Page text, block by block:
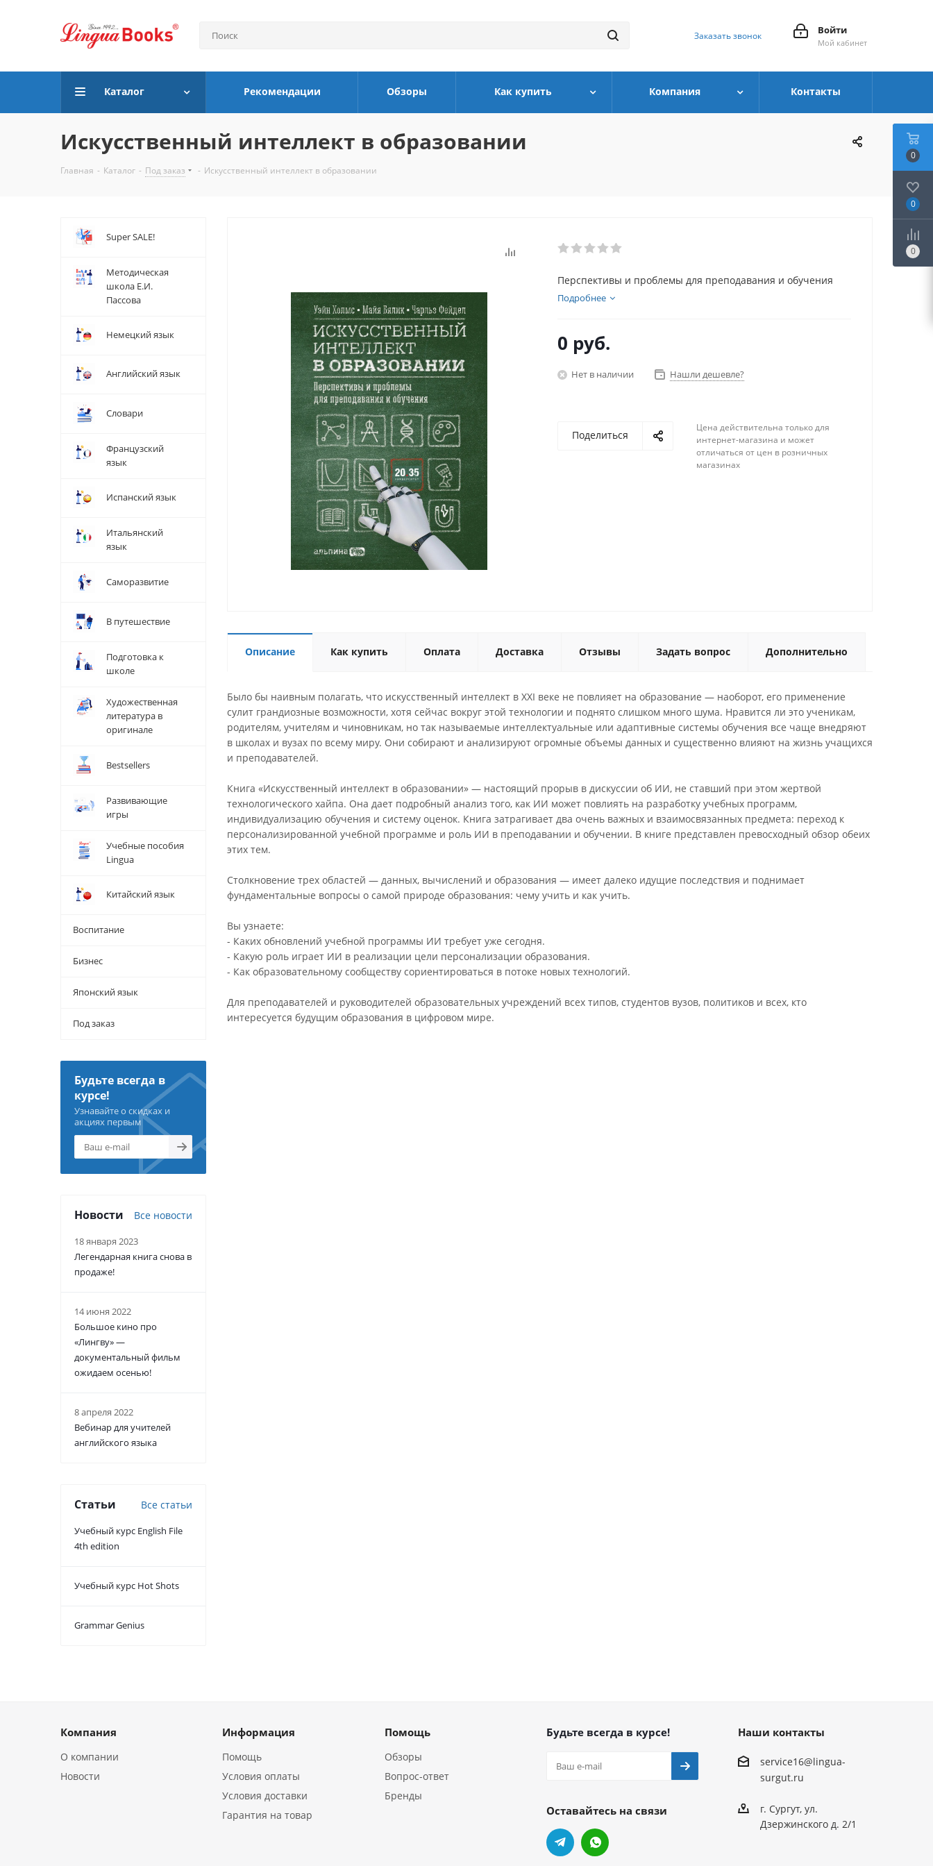
Войти
Мой кабинет
Заказать звонок
Каталог Рекомендации Обзоры Как купить Компания Контакты
Искусственный интеллект в образовании
Главная - Каталог - Под заказ - Искусственный интеллект в образовании
Перспективы и проблемы для преподавания и обучения
Подробнее
0 руб.
Нет в наличии Нашли дешевле?
Поделиться
Цена действительна только для
интернет-магазина и может
отличаться от цен в розничных
магазинах
Описание Как купить Оплата Доставка Отзывы Задать вопрос Дополнительно
Было бы наивным полагать, что искусственный интеллект в XXI веке не повлияет на образование — наоборот, его применение
сулит грандиозные возможности, хотя сейчас вокруг этой технологии и поднято слишком много шума. Нравится ли это ученикам,
родителям, учителям и чиновникам, но так называемые интеллектуальные или адаптивные системы обучения все чаще внедряют
в школах и вузах по всему миру. Они собирают и анализируют огромные объемы данных и существенно влияют на жизнь учащихся
и преподавателей.
Книга «Искусственный интеллект в образовании» — настоящий прорыв в дискуссии об ИИ, не ставший при этом жертвой
технологического хайпа. Она дает подробный анализ того, как ИИ может повлиять на разработку учебных программ,
индивидуализацию обучения и систему оценок. Книга затрагивает два очень важных и взаимосвязанных предмета: переход к
персонализированной учебной программе и роль ИИ в преподавании и обучении. В книге представлен превосходный обзор обеих
этих тем.
Столкновение трех областей — данных, вычислений и образования — имеет далеко идущие последствия и поднимает
фундаментальные вопросы о самой природе образования: чему учить и как учить.
Вы узнаете:
- Каких обновлений учебной программы ИИ требует уже сегодня.
- Какую роль играет ИИ в реализации цели персонализации образования.
- Как образовательному сообществу сориентироваться в потоке новых технологий.
Для преподавателей и руководителей образовательных учреждений всех типов, студентов вузов, политиков и всех, кто
интересуется будущим образования в цифровом мире.
Super SALE!
Методическая
школа Е.И.
Пассова
Немецкий язык
Английский язык
Словари
Французский
язык
Испанский язык
Итальянский
язык
Саморазвитие
В путешествие
Подготовка к
школе
Художественная
литература в
оригинале
Bestsellers
Развивающие
игры
Учебные пособия
Lingua
Китайский язык
Воспитание
Бизнес
Японский язык
Под заказ
Будьте всегда в
курсе!
Узнавайте о скидках и
акциях первым
Новости Все новости
18 января 2023
Легендарная книга снова в
продаже!
14 июня 2022
Большое кино про
«Лингву» —
документальный фильм
ожидаем осенью!
8 апреля 2022
Вебинар для учителей
английского языка
Статьи Все статьи
Учебный курс English File
4th edition
Учебный курс Hot Shots
Grammar Genius
Компания
О компании
Новости
Информация
Помощь
Условия оплаты
Условия доставки
Гарантия на товар
Помощь
Обзоры
Вопрос-ответ
Бренды
Будьте всегда в курсе!
Оставайтесь на связи
Наши контакты
service16@lingua-
surgut.ru
г. Сургут,ул.
Дзержинского д. 2/1
0
0
0